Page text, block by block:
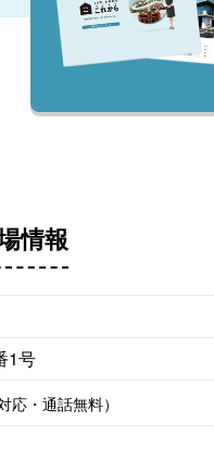
情報
1号
応・通話無料）